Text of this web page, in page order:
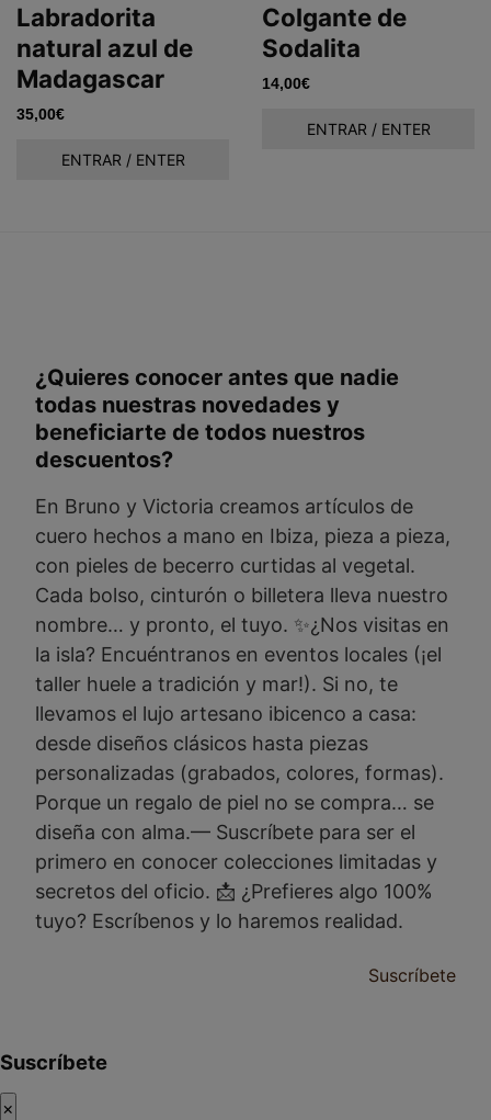
Labradorita
natural azul de
Madagascar
35,00€
ENTRAR / ENTER
Colgante de
Sodalita
14,00€
ENTRAR / ENTER
¿Quieres conocer antes que nadie
todas nuestras novedades y
beneficiarte de todos nuestros
descuentos?
En Bruno y Victoria creamos artículos de
cuero hechos a mano en Ibiza, pieza a pieza,
con pieles de becerro curtidas al vegetal.
Cada bolso, cinturón o billetera lleva nuestro
nombre… y pronto, el tuyo. ✨¿Nos visitas en
la isla? Encuéntranos en eventos locales (¡el
taller huele a tradición y mar!). Si no, te
llevamos el lujo artesano ibicenco a casa:
desde diseños clásicos hasta piezas
personalizadas (grabados, colores, formas).
Porque un regalo de piel no se compra… se
diseña con alma.— Suscríbete para ser el
primero en conocer colecciones limitadas y
secretos del oficio. 📩 ¿Prefieres algo 100%
tuyo? Escríbenos y lo haremos realidad.
Suscríbete
Suscríbete
×